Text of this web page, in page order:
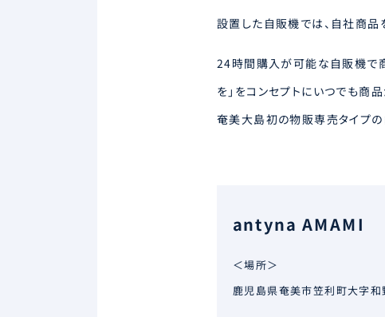
設置した自販機では、自社商品
24時間購入が可能な自販機で
を」をコンセプトにいつでも商
奄美大島初の物販専売タイプの
antyna AMAMI
＜場所＞
鹿児島県奄美市笠利町大字